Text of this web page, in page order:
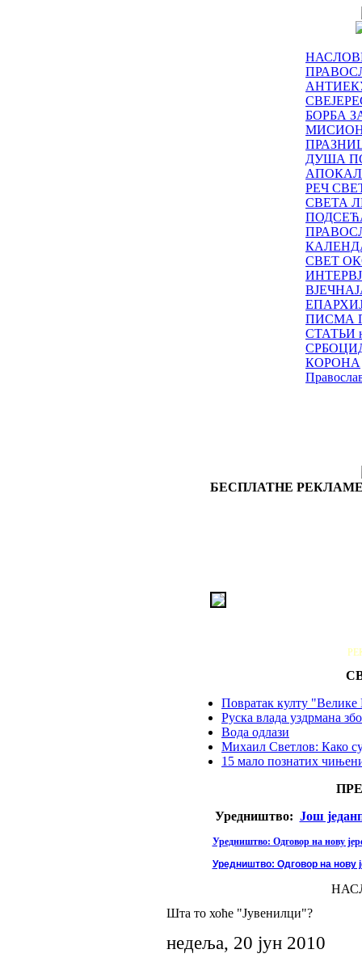
БОРБА
ДУША
РЕЧ
СВЕТА
СВЕТ
ПИСМА
СТАТЬИ
КОРОНА
БЕСПЛАТНЕ
Повратак култу "Велике
Руска влада уздрмана
Вода одлази
Михаил Светлов: Како
15 мало познатих
Уредништво: Још
Уредништво: Одговор на нову
Уредништво: Одговор на нову
Шта то хоће "Јувенилци"?
недеља, 20 јун 2010